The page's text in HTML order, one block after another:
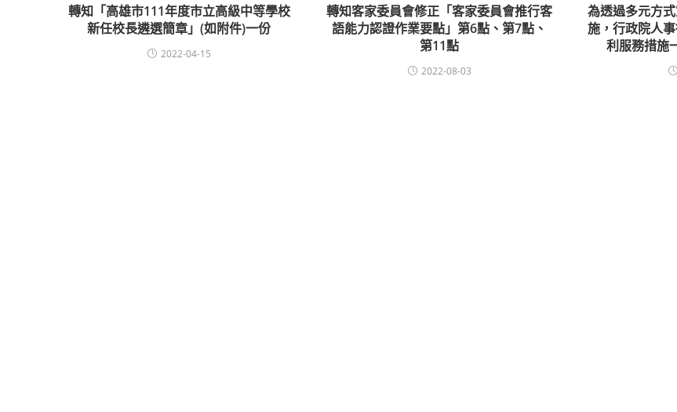
轉知「高雄市111年度市立高級中等學校
新任校長遴選簡章」(如附件)一份
2022-04-15
轉知客家委員會修正「客家委員會推行客
語能力認證作業要點」第6點、第7點、
第11點
2022-08-03
為透過多元方
施，行政院人
利服務措施